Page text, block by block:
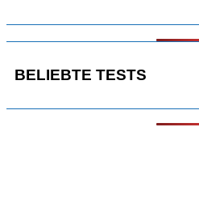
BELIEBTE TESTS